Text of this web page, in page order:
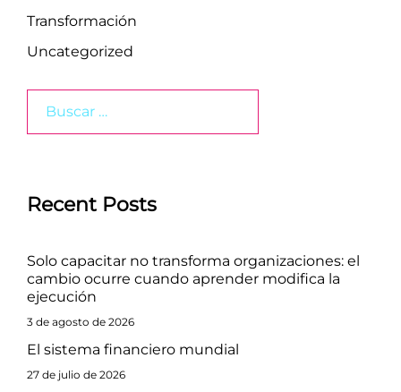
Transformación
Uncategorized
Recent Posts
Solo capacitar no transforma organizaciones: el
cambio ocurre cuando aprender modifica la
ejecución
3 de agosto de 2026
El sistema financiero mundial
27 de julio de 2026